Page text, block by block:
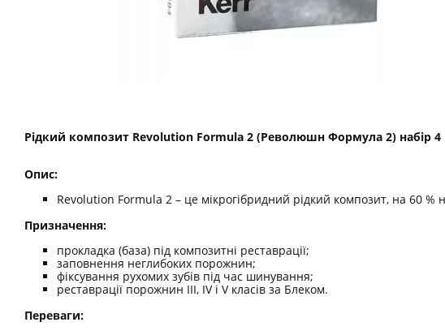
Рідкий композит Revolution Formula 2 (Революшн Формула 2) набір
Опис:
Revolution Formula 2 – це мікрогібридний рідкий композит, на 60
Призначення:
прокладка (база) під композитні реставрації;
заповнення неглибоких порожнин;
фіксування рухомих зубів під час шинування;
реставрації порожнин III, IV і V класів за Блеком.
Переваги: